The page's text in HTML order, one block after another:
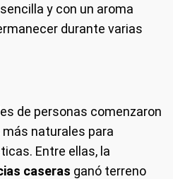
y con un aroma
durante varias
de personas comenzaron
naturales para
Entre ellas, la
caseras ganó terreno